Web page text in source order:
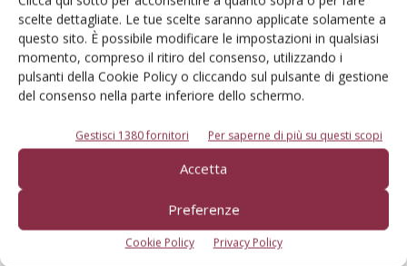
scelte dettagliate. Le tue scelte saranno applicate solamente a
questo sito. È possibile modificare le impostazioni in qualsiasi
momento, compreso il ritiro del consenso, utilizzando i
pulsanti della Cookie Policy o cliccando sul pulsante di gestione
del consenso nella parte inferiore dello schermo.
Gestisci 1380 fornitori Per saperne di più su questi scopi
Accetta
Preferenze
Cookie Policy Privacy Policy
nettarina (tab. 2).
Tab. 2 - Principali parametri qualitativi dei frutti
Resa
pianta-
1)
Durezza
TA
l-1)
(°Brix)
(%)
6,31
15,4
ns